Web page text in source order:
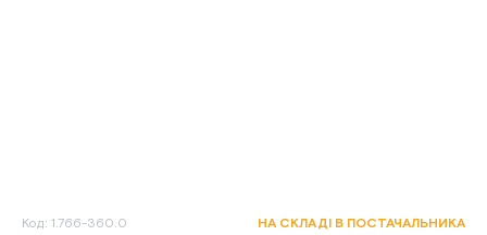
Код: 1.766-360.0 НА СКЛАДІ В ПОСТАЧАЛЬНИКА